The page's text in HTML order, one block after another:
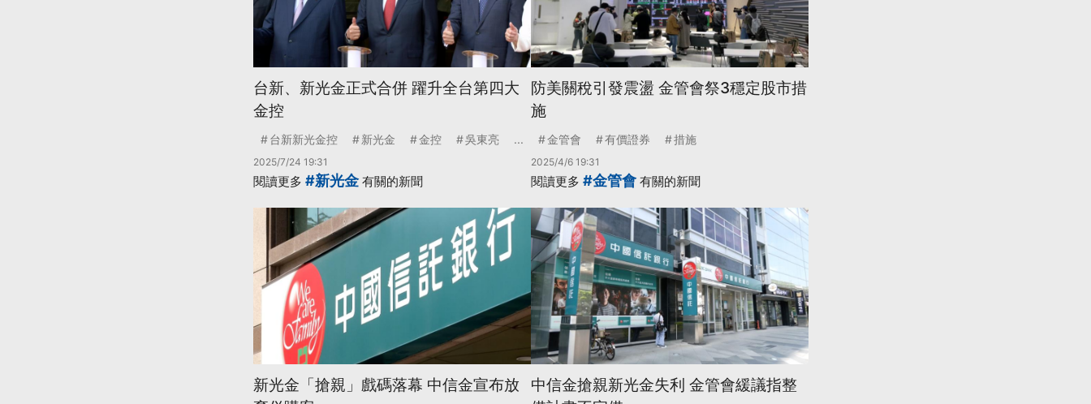
台新、新光金正式合併 躍升全台第四大
金控
台新新光金控 新光金 金控 吳東亮 ...
2025/7/24 19:31
防美關稅引發震盪 金管會祭3穩定股市措
施
金管會 有價證券 措施
2025/4/6 19:31
閱讀更多 #新光金有關的新聞
新光金「搶親」戲碼落幕 中信金宣布放
閱讀更多 #金管會 有關的新聞
中信金搶親新光金失利 金管會緩議指整